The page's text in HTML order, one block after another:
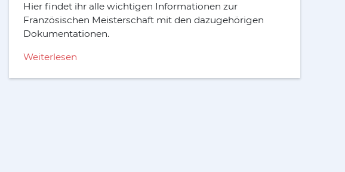
Hier findet ihr alle wichtigen Informationen zur
Französischen Meisterschaft mit den dazugehörigen
Dokumentationen.
Weiterlesen